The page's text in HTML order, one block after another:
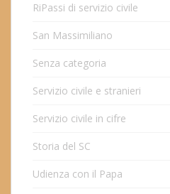
RiPassi di servizio civile
San Massimiliano
Senza categoria
Servizio civile e stranieri
Servizio civile in cifre
Storia del SC
Udienza con il Papa